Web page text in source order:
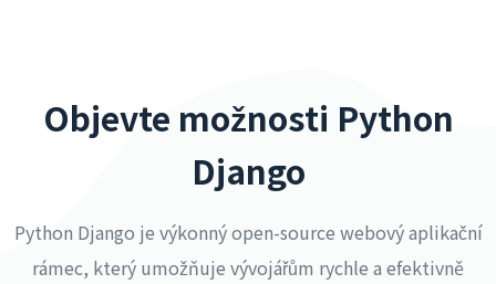
Objevte možnosti Python
Django
Python Django je výkonný open-source webový aplikační
rámec, který umožňuje vývojářům rychle a efektivně